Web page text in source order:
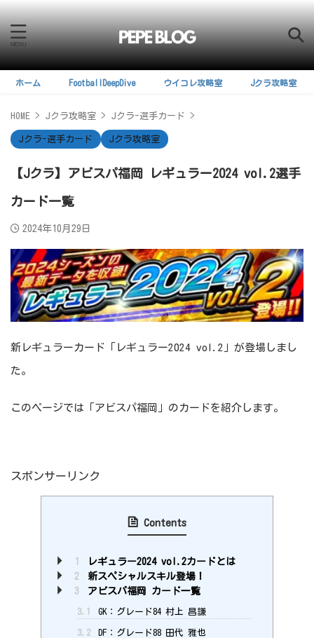
ホーム FootballDeepDive ウイコレ攻略室 Jクラ攻略室
HOME > Jクラ攻略室 > Jクラ-選手カード >
Jクラ-選手カード Jクラ攻略室
【Jクラ】アビスパ福岡 レギュラー2024 vol.2選手
カード一覧
2024年10月29日
新レギュラーカード「レギュラー2024 vol.2」が登場しまし
た。
このページでは「アビスパ福岡」のカードを紹介します。
スポンサーリンク
Contents
1
レギュラー2024 vol.2カードとは
2
新スペシャルスキル登場！
3
アビスパ福岡 カード一覧
3.1 GK：グレード84 村上 昌謙
3.2 DF：グレード88 田代 雅也